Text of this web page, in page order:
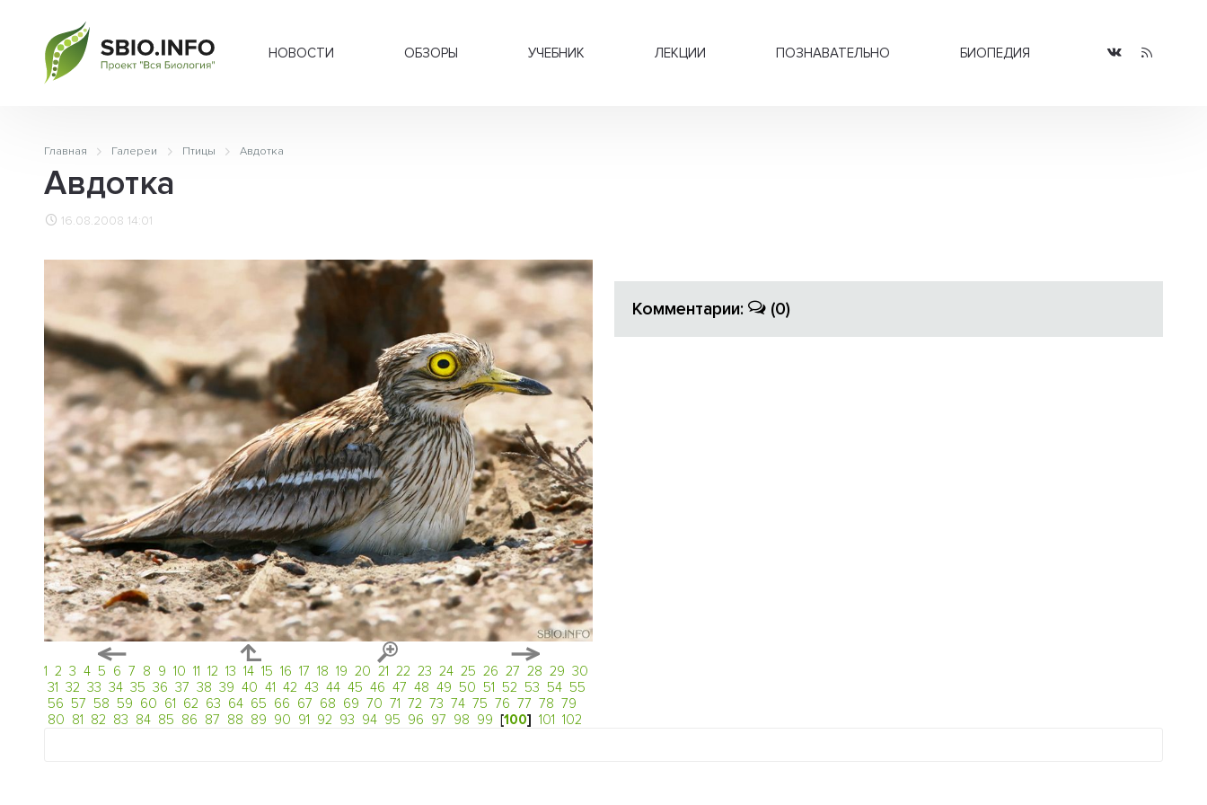
НОВОСТИ ОБЗОРЫ УЧЕБНИК ЛЕКЦИИ ПОЗНАВАТЕЛЬНО БИОПЕДИЯ
Главная Галереи Птицы Авдотка
Авдотка
16.08.2008 14:01
1 2 3 4 5 6 7 8 9 10 11 12 13 14 15 16 17 18 19 20 21 22 23 24 25 26 27 28 29 30
31 32 33 34 35 36 37 38 39 40 41 42 43 44 45 46 47 48 49 50 51 52 53 54 55
56 57 58 59 60 61 62 63 64 65 66 67 68 69 70 71 72 73 74 75 76 77 78 79
80 81 82 83 84 85 86 87 88 89 90 91 92 93 94 95 96 97 98 99 [100] 101 102
Комментарии: (0)